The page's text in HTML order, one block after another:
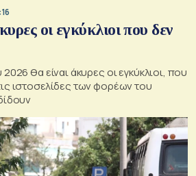
οι εγκύκλιοι που δεν
θα είναι άκυρες οι εγκύκλιοι, που
ιστοσελίδες των φορέων του